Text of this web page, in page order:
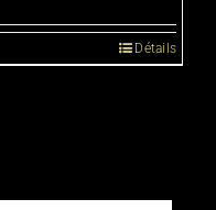
Détails